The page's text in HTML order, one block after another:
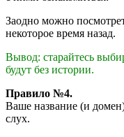
Заодно можно
некоторое время назад.
Вывод: старайтесь
будут без истории.
Правило №4.
Ваше название (и
слух.